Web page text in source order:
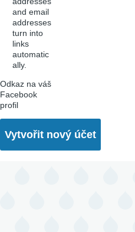
and email
addresses
turn into
links
automatic
ally.
Odkaz na váš
Facebook
profil